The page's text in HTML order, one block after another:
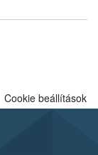
valamint a
a
Cookie beállítások